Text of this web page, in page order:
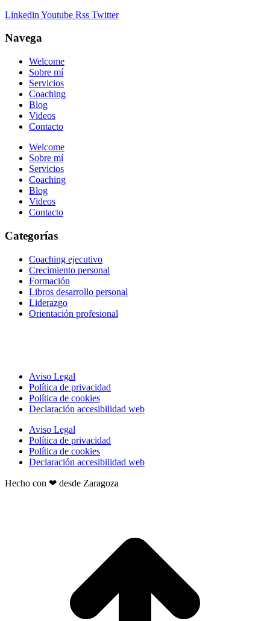
Linkedin Youtube Rss Twitter
Navega
Welcome
Sobre mí
Servicios
Coaching
Blog
Videos
Contacto
Welcome
Sobre mí
Servicios
Coaching
Blog
Videos
Contacto
Categorías
Coaching ejecutivo
Crecimiento personal
Formación
Libros desarrollo personal
Liderazgo
Orientación profesional
Aviso Legal
Política de privacidad
Política de cookies
Declaración accesibilidad web
Aviso Legal
Política de privacidad
Política de cookies
Declaración accesibilidad web
Hecho con ❤ desde Zaragoza